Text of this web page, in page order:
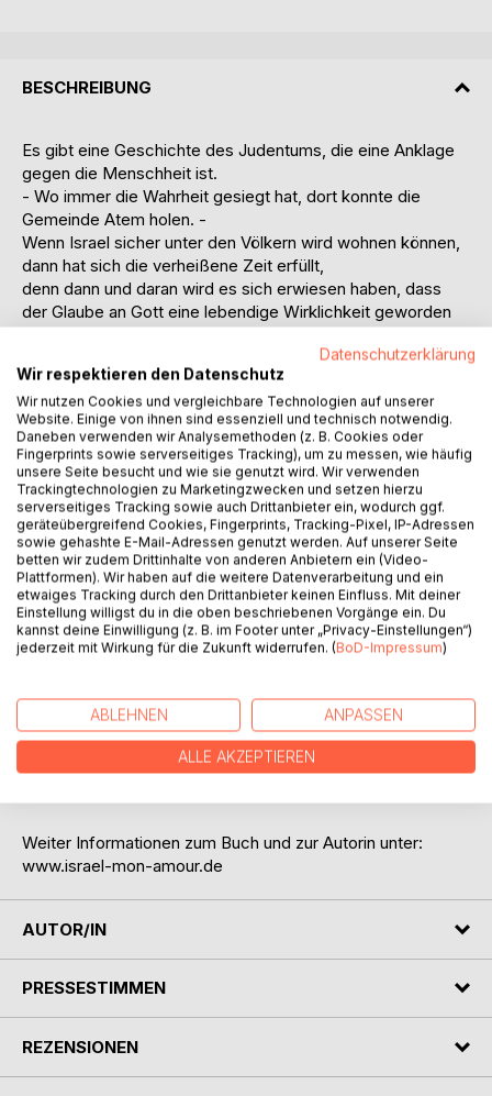
BESCHREIBUNG
Es gibt eine Geschichte des Judentums, die eine Anklage
gegen die Menschheit ist.
- Wo immer die Wahrheit gesiegt hat, dort konnte die
Gemeinde Atem holen. -
Wenn Israel sicher unter den Völkern wird wohnen können,
dann hat sich die verheißene Zeit erfüllt,
denn dann und daran wird es sich erwiesen haben, dass
der Glaube an Gott eine lebendige Wirklichkeit geworden
Vor dem Hintergrund ihres Aufwachsens in
Nachkriegsdeutschland beschreibt die Autorin ihre innere
Wanderung durch die Geschichte der Menschen, in der für
sie die Nazibarbarei >zum Schatten allen Begreifens<
wurde. >Auschwitz blieb für mich lange Zeit die letzte
Stufe menschlicher Erkenntnis. Die Beschäftigung mit dem,
was Judentum ist, wurde mir zur Geburtsstunde eines
neuen Leben.<
Ohne seinen Willen wird der Mensch geboren, durch seinen
Willen wird er wiedergeboren.
Sein Dasein ward geschaffen, und er selber schafft es neu.
Seine Geburt war das Geheimnis, was an ihm geschah,
seine Entscheidung, sie ist seine freie Umkehr zum
Ursprung, zum Geheimnis. (Leo Baeck)
>Dieses Geheimnis hat etwas mit Schmerz zu tun, mit
Weiter Informationen zum Buch und zur Autorin unter:
www.israel-mon-amour.de
AUTOR/IN
PRESSESTIMMEN
REZENSIONEN
Datenschutzerklärung
Wir respektieren den Datenschutz
Wir nutzen Cookies und vergleichbare Technologien auf unserer
Website. Einige von ihnen sind essenziell und technisch notwendig.
Daneben verwenden wir Analysemethoden (z. B. Cookies oder
Fingerprints sowie serverseitiges Tracking), um zu messen, wie häufig
unsere Seite besucht und wie sie genutzt wird. Wir verwenden
Trackingtechnologien zu Marketingzwecken und setzen hierzu
serverseitiges Tracking sowie auch Drittanbieter ein, wodurch ggf.
geräteübergreifend Cookies, Fingerprints, Tracking-Pixel, IP-Adressen
sowie gehashte E-Mail-Adressen genutzt werden. Auf unserer Seite
betten wir zudem Drittinhalte von anderen Anbietern ein (Video-
Plattformen). Wir haben auf die weitere Datenverarbeitung und ein
etwaiges Tracking durch den Drittanbieter keinen Einfluss. Mit deiner
Einstellung willigst du in die oben beschriebenen Vorgänge ein. Du
kannst deine Einwilligung (z. B. im Footer unter „Privacy-Einstellungen“)
jederzeit mit Wirkung für die Zukunft widerrufen. (BoD-Impressum)
ABLEHNEN ANPASSEN
ALLE AKZEPTIEREN